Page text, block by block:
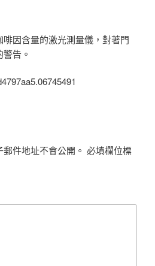
因含量的激光測量儀，對著門
告。
件地址不會公開。 必填欄位標